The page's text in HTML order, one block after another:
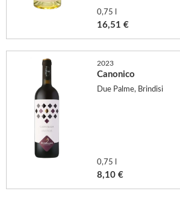
0,75 l
16,51 €
2023
Canonico
Due Palme, Brindisi
0,75 l
8,10 €